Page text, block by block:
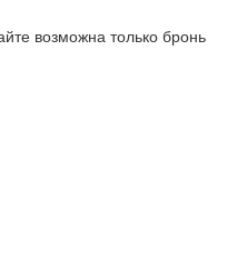
возможна только бронь